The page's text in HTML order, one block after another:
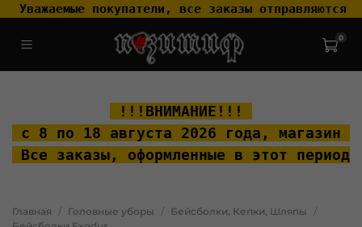
Уважаемые покупатели, все заказы отправляются
0
!!!ВНИМАНИЕ!!!
с 8 по 18 августа 2026 года, магазин
Все заказы, оформленные в этот
Главная Головные уборы
Бейсболки, Кепки, Шляпы